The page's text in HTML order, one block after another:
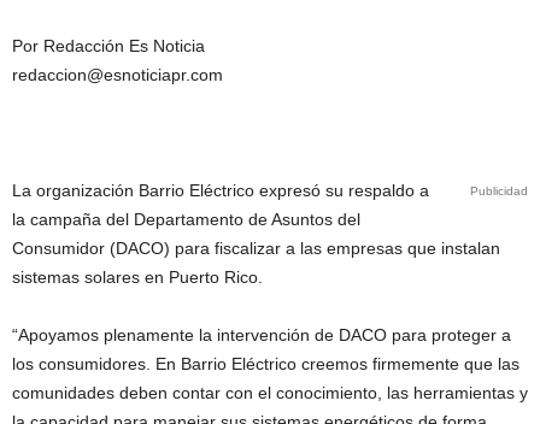
Por Redacción Es Noticia
redaccion@esnoticiapr.com
Publicidad
La organización Barrio Eléctrico expresó su respaldo a
la campaña del Departamento de Asuntos del
Consumidor (DACO) para fiscalizar a las empresas que instalan
sistemas solares en Puerto Rico.
“Apoyamos plenamente la intervención de DACO para proteger a
los consumidores. En Barrio Eléctrico creemos firmemente que las
comunidades deben contar con el conocimiento, las herramientas y